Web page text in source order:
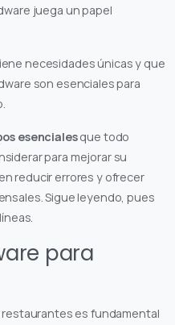
juega un papel
necesidades únicas y que
son esenciales para
esencialesque todo
para mejorar su
reducir errores y ofrecer
Sigue leyendo, pues
para
es fundamental